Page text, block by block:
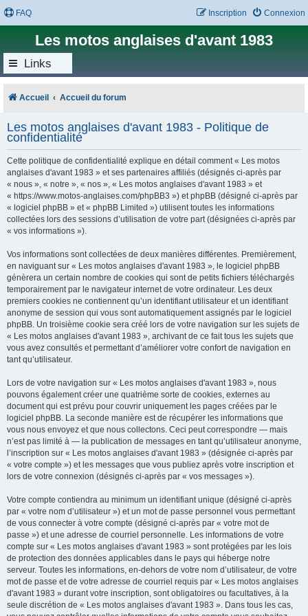
FAQ Connexion
Inscription
Les motos anglaises d'avant 1983
Links
Accueil Accueil du forum
Les motos anglaises d'avant 1983 - Politique de
confidentialité
Cette politique de confidentialité explique en détail comment « Les motos
anglaises d'avant 1983 » et ses partenaires affiliés (désignés ci-après par
« nous », « notre », « nos », « Les motos anglaises d'avant 1983 » et
« https://www.motos-anglaises.com/phpBB3 ») et phpBB (désigné ci-après par
« logiciel phpBB » et « phpBB Limited ») utilisent toutes les informations
collectées lors des sessions d’utilisation de votre part (désignées ci-après par
« vos informations »).
Vos informations sont collectées de deux manières différentes. Premièrement,
en naviguant sur « Les motos anglaises d'avant 1983 », le logiciel phpBB
génèrera un certain nombre de cookies qui sont de petits fichiers téléchargés
temporairement par le navigateur internet de votre ordinateur. Les deux
premiers cookies ne contiennent qu’un identifiant utilisateur et un identifiant
anonyme de session qui vous sont automatiquement assignés par le logiciel
phpBB. Un troisième cookie sera créé lors de votre navigation sur les sujets de
« Les motos anglaises d'avant 1983 », archivant de ce fait tous les sujets que
vous avez consultés et permettant d’améliorer votre confort de navigation en
tant qu’utilisateur.
Lors de votre navigation sur « Les motos anglaises d'avant 1983 », nous
pouvons également créer une quatrième sorte de cookies, externes au
document qui est prévu pour couvrir uniquement les pages créées par le
logiciel phpBB. La seconde manière est de récupérer les informations que
vous nous envoyez et que nous collectons. Ceci peut correspondre — mais
n’est pas limité à — la publication de messages en tant qu’utilisateur anonyme,
l’inscription sur « Les motos anglaises d'avant 1983 » (désignée ci-après par
« votre compte ») et les messages que vous publiez après votre inscription et
lors de votre connexion (désignés ci-après par « vos messages »).
Votre compte contiendra au minimum un identifiant unique (désigné ci-après
par « votre nom d’utilisateur ») et un mot de passe personnel vous permettant
de vous connecter à votre compte (désigné ci-après par « votre mot de
passe ») et une adresse de courriel personnelle. Les informations de votre
compte sur « Les motos anglaises d'avant 1983 » sont protégées par les lois
de protection des données applicables dans le pays qui héberge notre
serveur. Toutes les informations, en-dehors de votre nom d’utilisateur, de votre
mot de passe et de votre adresse de courriel requis par « Les motos anglaises
d'avant 1983 » durant votre inscription, sont obligatoires ou facultatives, à la
seule discrétion de « Les motos anglaises d'avant 1983 ». Dans tous les cas,